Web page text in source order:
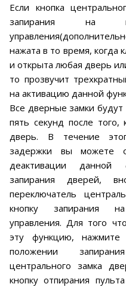
Если кнопка
запирания на
нажата в то время, когда
и открыта любая дверь
то прозвучит
на активацию данной
Все дверные замки будут
пять секунд после того,
дверь. В течение
задержки вы можете
деактивации данной
запирания дверей,
переключатель
кнопку запирания
управления. Для того
эту функцию,
положении
центрального замка
кнопку отпирания